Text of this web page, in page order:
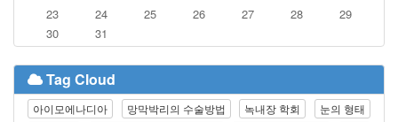
23
24 25 26 27 28
29
30
31
Tag Cloud
아이모에나디아 망막박리의 수술방법 녹내장 학회
눈의 형태